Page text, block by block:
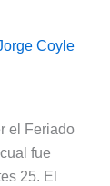
Coyle
el Feriado
fue
25. El